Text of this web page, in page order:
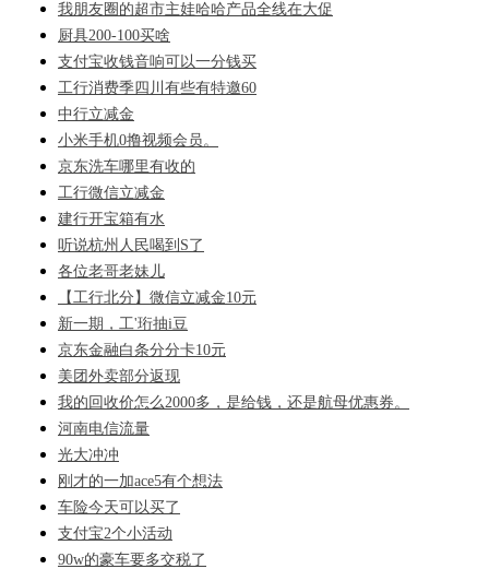
我朋友圈的超市主娃哈哈产品全线在大促
厨具200-100买啥
支付宝收钱音响可以一分钱买
工行消费季四川有些有特邀60
中行立减金
小米手机0撸视频会员。
京东洗车哪里有收的
工行微信立减金
建行开宝箱有水
听说杭州人民喝到S了
各位老哥老妹儿
【工行北分】微信立减金10元
新一期，工'珩抽i豆
京东金融白条分分卡10元
美团外卖部分返现
我的回收价怎么2000多，是给钱，还是航母优惠券。
河南电信流量
光大冲冲
刚才的一加ace5有个想法
车险今天可以买了
支付宝2个小活动
90w的豪车要多交税了